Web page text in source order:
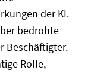
der KI.
bedrohte
Beschäftigter.
Rolle,